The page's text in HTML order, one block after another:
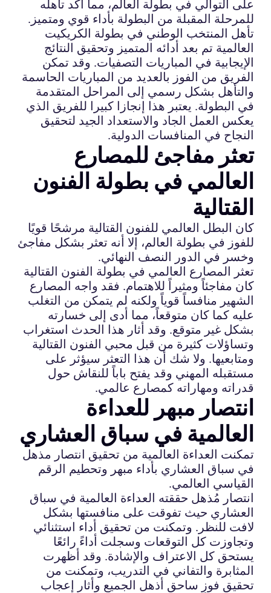
على التوالي في بطولة العالم، مما أكد تأهله
للمرحلة المقبلة من البطولة بأداء قوي ومتميز.
تأهل المنتخب الوطني في بطولة الكريكيت
العالمية تم بعد أدائه المتميز وتحقيق النتائج
الإيجابية في المباريات التصفيات. وقد تمكن
الفريق من الفوز بالعديد من المباريات الحاسمة
والتأهل بشكل رسمي إلى المراحل المتقدمة
في البطولة. يعتبر هذا إنجازا كبيرا للفريق الذي
يعكس العمل الجاد والاستعداد الجيد لتحقيق
النجاح في المنافسات الدولية.
تعثر مفاجئ للمصارع
العالمي في بطولة الفنون
القتالية
كان البطل العالمي للفنون القتالية مرشحًا قويًا
للفوز في بطولة العالم، إلا أنه تعثر بشكل مفاجئ
وخسر في الدور النصف النهائي.
تعثر المصارع العالمي في بطولة الفنون القتالية
كان مفاجئاً ومثيراً للاهتمام. فقد واجه المصارع
الشهير منافساً قوياً ولكنه لم يتمكن من التغلب
عليه كما كان متوقعاً، مما أدى إلى خسارته
بشكل غير متوقع. وقد أثار هذا الحدث استغراب
وتساؤلات كثيرة من قبل محبي الفنون القتالية
ومتابعيها. ولا شك أن هذا التعثر سيؤثر على
مستقبله المهني وقد يفتح باباً للنقاش حول
قدراته ومهاراته كمصارع عالمي.
انتصار مبهر للعداءة
العالمية في سباق العشاري
تمكنت العداءة العالمية من تحقيق انتصار مذهل
في سباق العشاري بأداء مبهر وتحطيم الرقم
القياسي العالمي.
انتصار مُذهل حققته العداءة العالمية في سباق
العشاري حيث تفوقت على منافستها بشكل
لافت للنظر. وتمكنت من تحقيق أداء استثنائي
وتجاوزت كل التوقعات وسجلت أداءً رائعًا
يستحق كل الاعتراف والإشادة. وقد أظهرت
المثابرة والتفاني في التدريب، وتمكنت من
تحقيق فوزٍ ساحق أذهل الجميع وأثار إعجاب